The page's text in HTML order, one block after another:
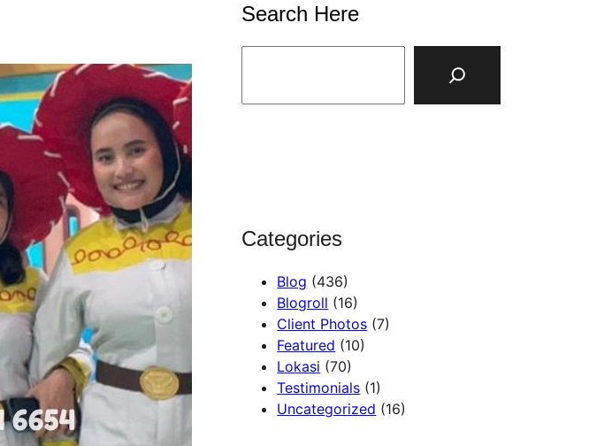
Search Here
Categories
Blog (436)
Blogroll (16)
Client Photos (7)
Featured (10)
Lokasi (70)
Testimonials (1)
Uncategorized (16)